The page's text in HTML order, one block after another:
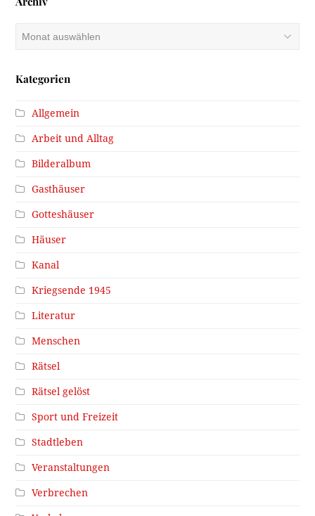
Kategorien
Allgemein
Arbeit und Alltag
Bilderalbum
Gasthäuser
Gotteshäuser
Häuser
Kanal
Kriegsende 1945
Literatur
Menschen
Rätsel
Rätsel gelöst
Sport und Freizeit
Stadtleben
Veranstaltungen
Verbrechen